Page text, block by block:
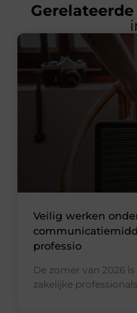
Veilig werken
professio
De zomer van 2026
zakelijke